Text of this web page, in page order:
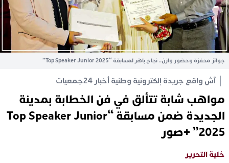
آش واقع جريدة إلكترونية وطنية أخبار 24 جمعيات
مواهب شابة تتألق في فن الخطابة بمدينة
الجديدة ضمن مسابقة “Top Speaker Junior
2025” +صور
جوائز محفزة وحضور وازن.. نجاح باهر لمسابقة “Top Speaker Junior 2025”
خلية التحرير